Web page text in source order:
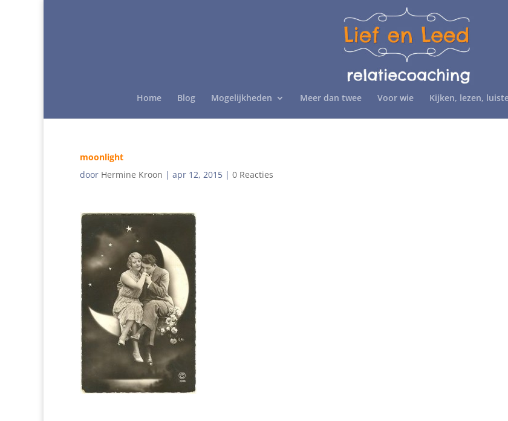
Home Blog Mogelijkheden Meer dan twee Voor wie Kijken, lezen,
moonlight
door Hermine Kroon | apr 12, 2015 | 0 Reacties